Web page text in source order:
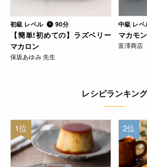
初級 レベル 90分
【簡単!初めての】ラズベリー
マカロン
保坂あゆみ 先生
中級 レベ
マカモ
富澤商店
レシピランキン
1位 2位